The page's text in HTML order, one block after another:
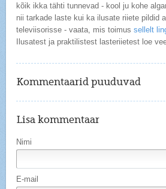
kõik ikka tähti tunnevad - kool ju kohe
nii tarkade laste kui ka ilusate riiete pildid
televiisorisse - vaata, mis toimussellelt
Ilusatest ja praktilistest lasteriietest loe
Kommentaarid puuduvad
Lisa kommentaar
Nimi
E-mail